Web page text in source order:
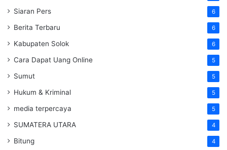
Siaran Pers 6
Berita Terbaru 6
Kabupaten Solok 6
Cara Dapat Uang Online 5
Sumut 5
Hukum & Kriminal 5
media terpercaya 5
SUMATERA UTARA 4
Bitung 4